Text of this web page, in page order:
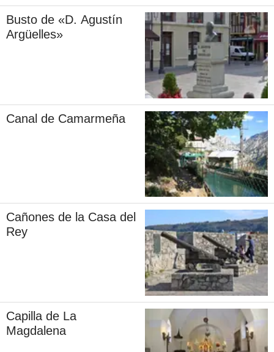
Busto de «D. Agustín
Argüelles»
Canal de Camarmeña
Cañones de la Casa del
Rey
Capilla de La
Magdalena